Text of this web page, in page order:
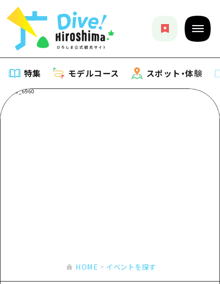
特集 モデルコース スポット・体験
安芸
備北
HOME イベントを探す